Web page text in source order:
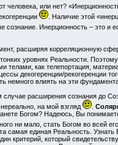
человека, или нет?
. Наличие этой
сознание. Инерционность – это и
расширяя корреляционную
уровнях Реальности.
телами, как телепортация,
декогеренции/рекогеренции
немного влиять на эти
случае расширения сознания до
на мой взгляд
.
Богом? Надеюсь, Вы
ни мало, стать Богом во всей
самая единая Реальность.
критерий, который